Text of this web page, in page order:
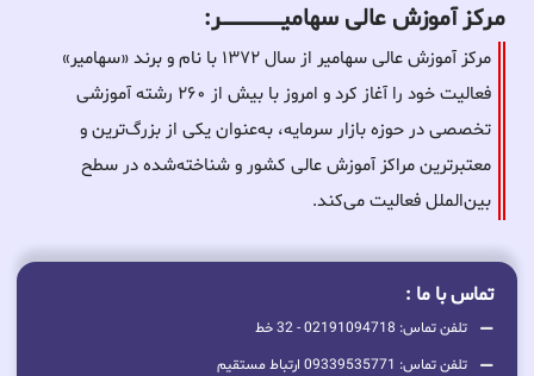
مرکز آموزش عالی سهامیـــــــــــــــــــــــــر:
مرکز آموزش عالی سهامیر از سال ۱۳۷۲ با نام و برند «سهامیر»
فعالیت خود را آغاز کرد و امروز با بیش از ۲۶۰ رشته آموزشی
تخصصی در حوزه بازار سرمایه، به‌عنوان یکی از بزرگ‌ترین و
معتبرترین مراکز آموزش عالی کشور و شناخته‌شده در سطح
بین‌الملل فعالیت می‌کند.
تماس با ما :
تلفن تماس: 02191094718 - 32 خط
تلفن تماس: 09339535771 ارتباط مستقیم